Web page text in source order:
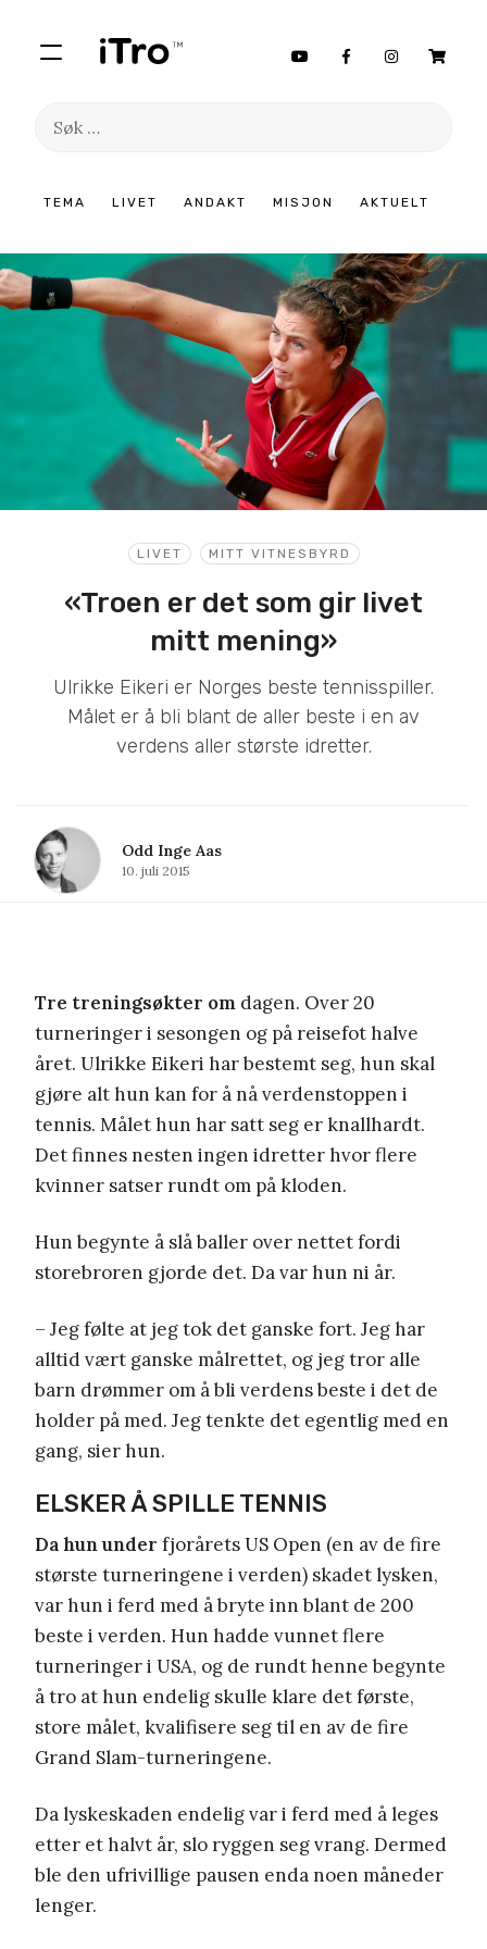
TEMA LIVET ANDAKT MISJON AKTUELT
Søk
innhold
LIVET MITT VITNESBYRD
«Troen er det som gir livet
mitt mening»
Ulrikke Eikeri er Norges beste tennisspiller.
Målet er å bli blant de aller beste i en av
verdens aller største idretter.
Odd Inge Aas
10. juli 2015
Tre treningsøkter om dagen. Over 20
turneringer i sesongen og på reisefot halve
året. Ulrikke Eikeri har bestemt seg, hun skal
gjøre alt hun kan for å nå verdenstoppen i
tennis. Målet hun har satt seg er knallhardt.
Det finnes nesten ingen idretter hvor flere
kvinner satser rundt om på kloden.
Hun begynte å slå baller over nettet fordi
storebroren gjorde det. Da var hun ni år.
– Jeg følte at jeg tok det ganske fort. Jeg har
alltid vært ganske målrettet, og jeg tror alle
barn drømmer om å bli verdens beste i det de
holder på med. Jeg tenkte det egentlig med en
gang, sier hun.
ELSKER Å SPILLE TENNIS
Da hun under fjorårets US Open (en av de fire
største turneringene i verden) skadet lysken,
var hun i ferd med å bryte inn blant de 200
beste i verden. Hun hadde vunnet flere
turneringer i USA, og de rundt henne begynte
å tro at hun endelig skulle klare det første,
store målet, kvalifisere seg til en av de fire
Grand Slam-turneringene.
Da lyskeskaden endelig var i ferd med å leges
etter et halvt år, slo ryggen seg vrang. Dermed
ble den ufrivillige pausen enda noen måneder
lenger.